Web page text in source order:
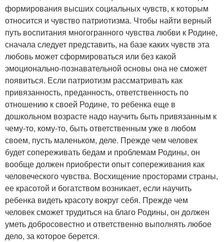
формирования высших социальных чувств, к которым
относится и чувство патриотизма. Чтобы найти верный
путь воспитания многогранного чувства любви к Родине,
сначала следует представить, на базе каких чувств эта
любовь может сформироваться или без какой
эмоционально-познавательной основы она не сможет
появиться. Если патриотизм рассматривать как
привязанность, преданность, ответственность по
отношению к своей Родине, то ребенка еще в
дошкольном возрасте надо научить быть привязанным к
чему-то, кому-то, быть ответственным уже в любом
своем, пусть маленьком, деле. Прежде чем человек
будет сопереживать бедам и проблемам Родины, он
вообще должен приобрести опыт сопереживания как
человеческого чувства. Восхищение просторами страны,
ее красотой и богатством возникает, если научить
ребенка видеть красоту вокруг себя. Прежде чем
человек сможет трудиться на благо Родины, он должен
уметь добросовестно и ответственно выполнять любое
дело, за которое берется.